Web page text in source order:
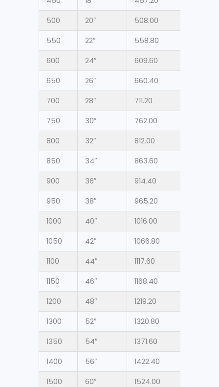
500 20″ 508.00
550 22″ 558.80
600 24″ 609.60
650 26″ 660.40
700 28″ 711.20
750 30″ 762.00
800 32″ 812.00
850 34″ 863.60
900 36″ 914.40
950 38″ 965.20
1000 40″ 1016.00
1050 42″ 1066.80
1100 44″ 1117.60
1150 46″ 1168.40
1200 48″ 1219.20
1300 52″ 1320.80
1350 54″ 1371.60
1400 56″ 1422.40
1500 60″ 1524.00